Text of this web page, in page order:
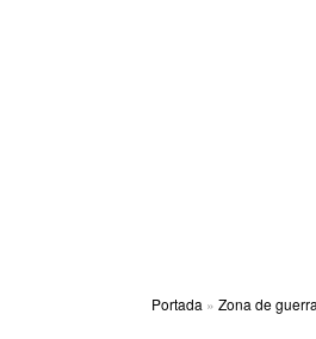
Portada » Zona de guerra